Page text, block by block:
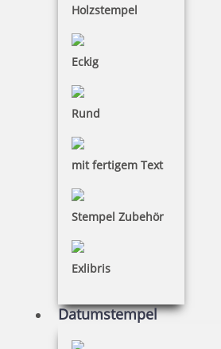
Holzstempel
Eckig
Rund
mit fertigem Text
Stempel Zubehör
Exlibris
Datumstempel
Pixelstamp Fahrzeuge
inkl. 19 % Mwst.
Bestellen